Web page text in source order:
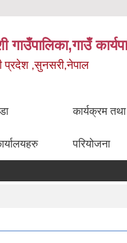
गाउँपालिका,गाउँ
प्रदेश ,सुनसरी,नेपाल
कार्यक्रम तथा
परियोजना